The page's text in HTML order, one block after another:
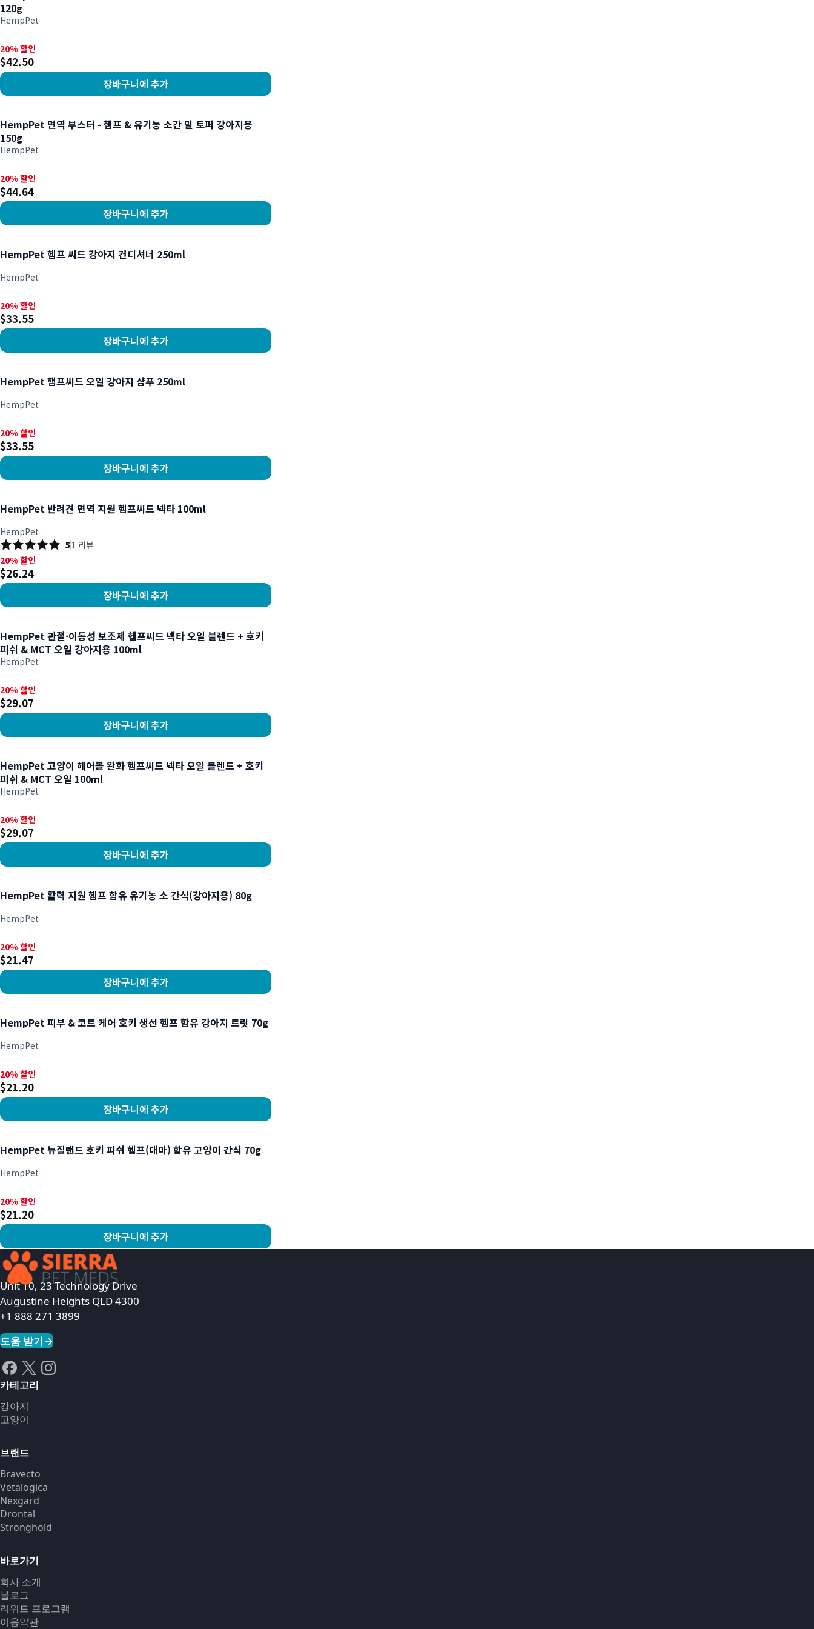
120g
HempPet
20% 할인, $42.50
20% 할인
$42.50
장바구니에 추가
HempPet 면역 부스터 - 헴프 & 유기농 소간 밀 토퍼 강아지용
150g
HempPet
20% 할인, $44.64
20% 할인
$44.64
장바구니에 추가
HempPet 헴프 씨드 강아지 컨디셔너 250ml
HempPet
20% 할인, $33.55
20% 할인
$33.55
장바구니에 추가
HempPet 햄프씨드 오일 강아지 샴푸 250ml
HempPet
20% 할인, $33.55
20% 할인
$33.55
장바구니에 추가
HempPet 반려견 면역 지원 헴프씨드 넥타 100ml
HempPet
51 리뷰
20% 할인, $26.24
20% 할인
$26.24
장바구니에 추가
HempPet 관절·이동성 보조제 헴프씨드 넥타 오일 블렌드 + 호키
피쉬 & MCT 오일 강아지용 100ml
HempPet
20% 할인, $29.07
20% 할인
$29.07
장바구니에 추가
HempPet 고양이 헤어볼 완화 헴프씨드 넥타 오일 블렌드 + 호키
피쉬 & MCT 오일 100ml
HempPet
20% 할인, $29.07
20% 할인
$29.07
장바구니에 추가
HempPet 활력 지원 헴프 함유 유기농 소 간식(강아지용) 80g
HempPet
20% 할인, $21.47
20% 할인
$21.47
장바구니에 추가
HempPet 피부 & 코트 케어 호키 생선 헴프 함유 강아지 트릿 70g
HempPet
20% 할인, $21.20
20% 할인
$21.20
장바구니에 추가
HempPet 뉴질랜드 호키 피쉬 헴프(대마) 함유 고양이 간식 70g
HempPet
20% 할인, $21.20
20% 할인
$21.20
장바구니에 추가
상품 보기
Unit 10, 23 Technology Drive
Augustine Heights QLD 4300
+1 888 271 3899
도움 받기→
카테고리
강아지
고양이
브랜드
Bravecto
Vetalogica
Nexgard
Drontal
Stronghold
바로가기
회사 소개
블로그
리워드 프로그램
이용약관